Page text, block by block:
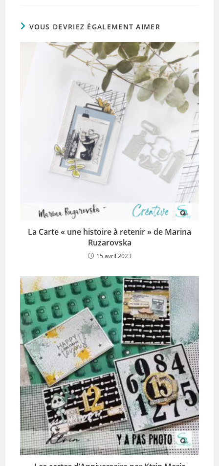
VOUS DEVRIEZ ÉGALEMENT AIMER
La Carte « une histoire à retenir » de Marina
Ruzarovska
15 avril 2023